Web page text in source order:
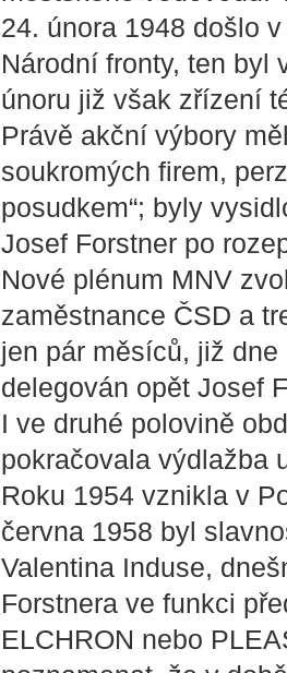
24. února 1948 došlo
Národní fronty, ten byl
únoru již však zřízení
Právě akční výbory
soukromých firem,
posudkem“; byly
Josef Forstner po
Nové plénum MNV
zaměstnance ČSD a
jen pár měsíců, již
delegován opět Josef
I ve druhé polovině
pokračovala výdlažba
Roku 1954 vznikla v
června 1958 byl
Valentina Induse,
Forstnera ve funkci
ELCHRON nebo